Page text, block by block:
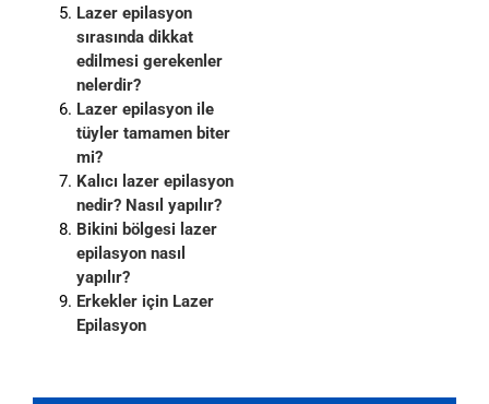
Lazer epilasyon
sırasında dikkat
edilmesi gerekenler
nelerdir?
Lazer epilasyon ile
tüyler tamamen biter
mi?
Kalıcı lazer epilasyon
nedir? Nasıl yapılır?
Bikini bölgesi lazer
epilasyon nasıl
yapılır?
Erkekler için Lazer
Epilasyon